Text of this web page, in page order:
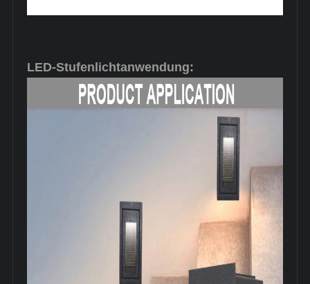
LED-Stufenlichtanwendung: